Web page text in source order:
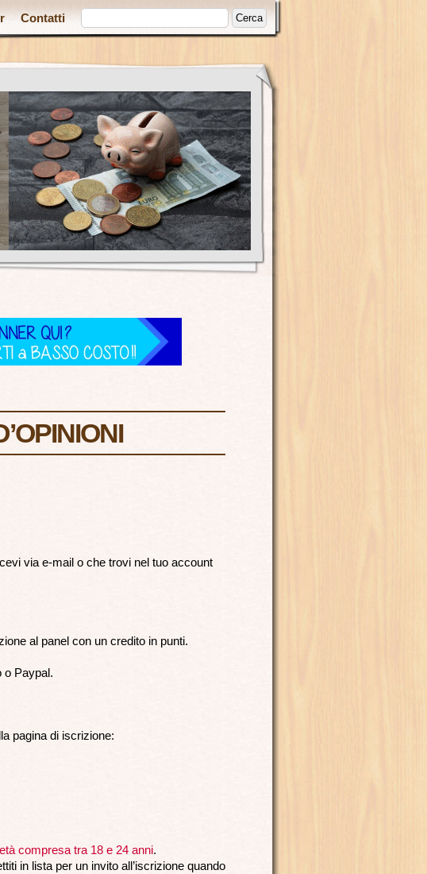
Contatti
via e-mail o che trovi nel tuo account
al panel con un credito in punti.
o Paypal.
pagina di iscrizione:
compresa tra 18 e 24 anni.
in lista per un invito all’iscrizione quando